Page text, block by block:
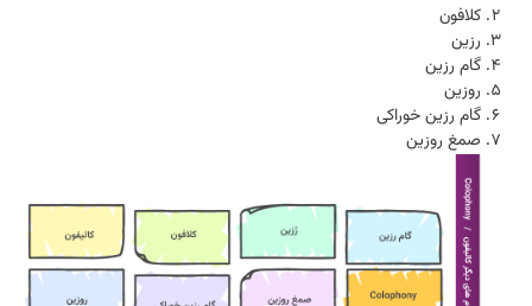
کلافون
رزین
گام رزین
روزین
گام رزین خوراکی
صمغ روزین